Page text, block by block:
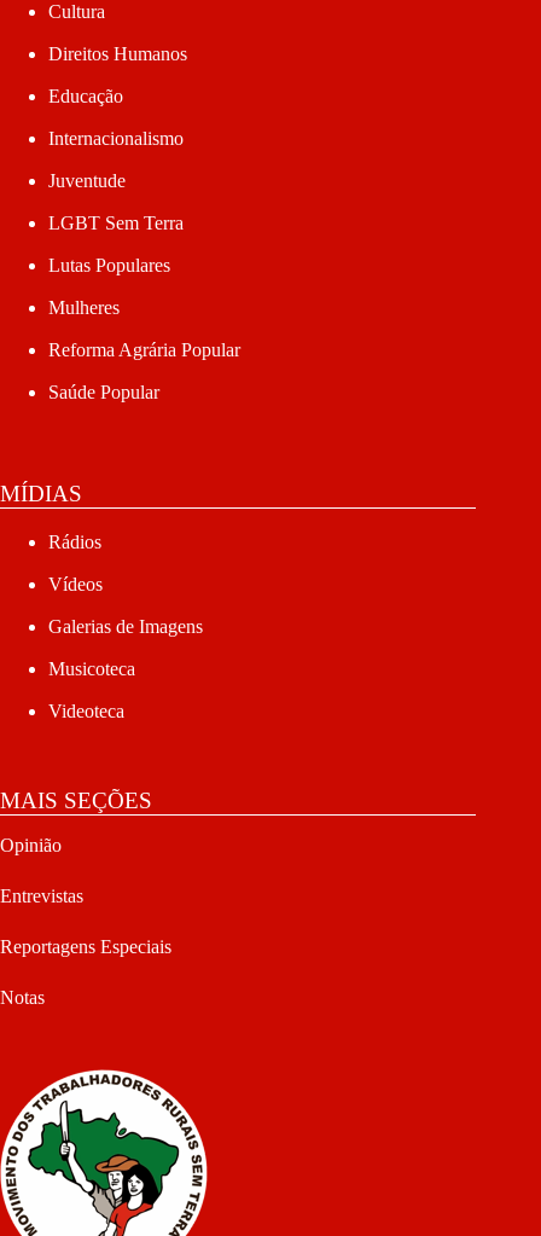
Cultura
Direitos Humanos
Educação
Internacionalismo
Juventude
LGBT Sem Terra
Lutas Populares
Mulheres
Reforma Agrária Popular
Saúde Popular
MÍDIAS
Rádios
Vídeos
Galerias de Imagens
Musicoteca
Videoteca
MAIS SEÇÕES
Opinião
Entrevistas
Reportagens Especiais
Notas